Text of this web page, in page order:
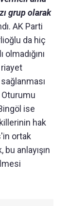
grup olarak
AK Parti
da hiç
Oturumu
ise
hak
ortak
anlayışın